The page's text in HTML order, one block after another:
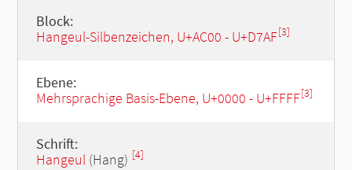
Block:
Hangeul-Silbenzeichen, U+AC00 - U+D7AF[3]
Ebene:
Mehrsprachige Basis-Ebene, U+0000 - U+FFFF[3]
Schrift:
Hangeul(Hang) [4]